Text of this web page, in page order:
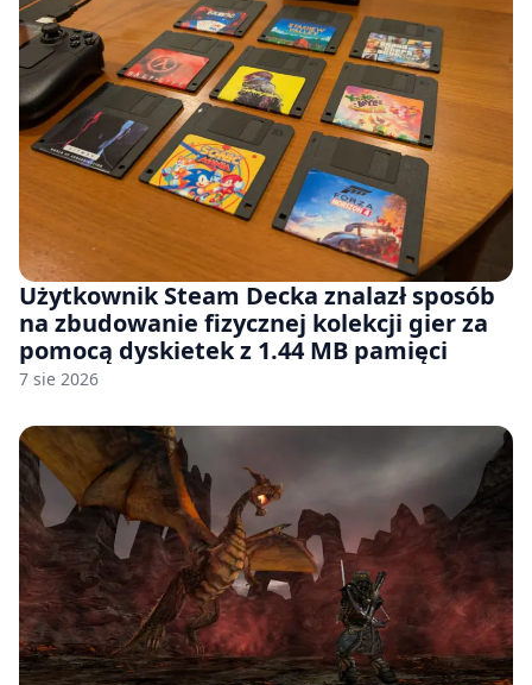
Użytkownik Steam Decka znalazł sposób
na zbudowanie fizycznej kolekcji gier za
pomocą dyskietek z 1.44 MB pamięci
7 sie 2026